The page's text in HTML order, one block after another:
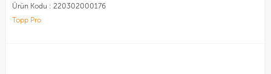
Ürün Kodu : 220302000176
Topp Pro